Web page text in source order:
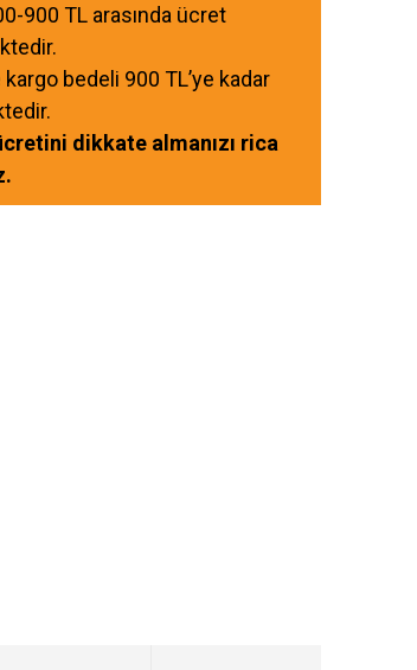
900 TL arasında ücret
bedeli 900 TL’ye kadar
dikkate almanızı rica